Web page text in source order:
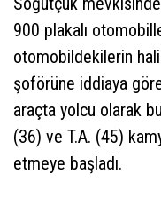
900 plakalı
otomobildekilerin
şoförüne iddiaya
araçta yolcu olarak
(36) ve T.A. (45)
etmeye başladı.